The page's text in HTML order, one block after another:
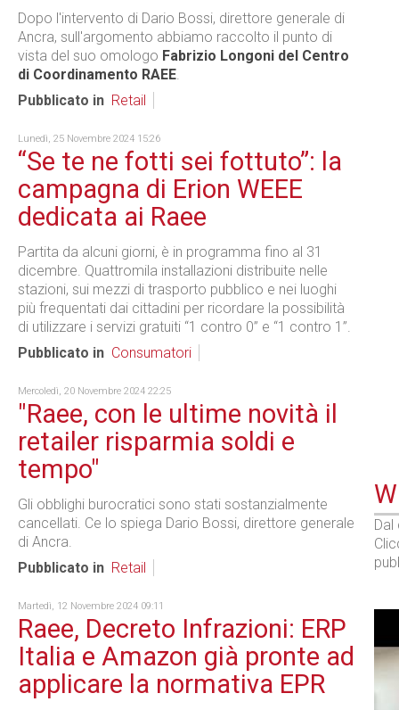
Dopo l'intervento di Dario Bossi, direttore generale di
Ancra, sull'argomento abbiamo raccolto il punto di
vista del suo omologo Fabrizio Longoni del Centro
di Coordinamento RAEE.
Pubblicato in Retail
Lunedì, 25 Novembre 2024 15:26
“Se te ne fotti sei fottuto”: la
campagna di Erion WEEE
dedicata ai Raee
Partita da alcuni giorni, è in programma fino al 31
dicembre. Quattromila installazioni distribuite nelle
stazioni, sui mezzi di trasporto pubblico e nei luoghi
più frequentati dai cittadini per ricordare la possibilità
di utilizzare i servizi gratuiti “1 contro 0” e “1 contro 1”.
Pubblicato in Consumatori
Mercoledì, 20 Novembre 2024 22:25
"Raee, con le ultime novità il
retailer risparmia soldi e
tempo"
Gli obblighi burocratici sono stati sostanzialmente
cancellati. Ce lo spiega Dario Bossi, direttore generale
di Ancra.
Pubblicato in Retail
Martedì, 12 Novembre 2024 09:11
Raee, Decreto Infrazioni: ERP
Italia e Amazon già pronte ad
applicare la normativa EPR